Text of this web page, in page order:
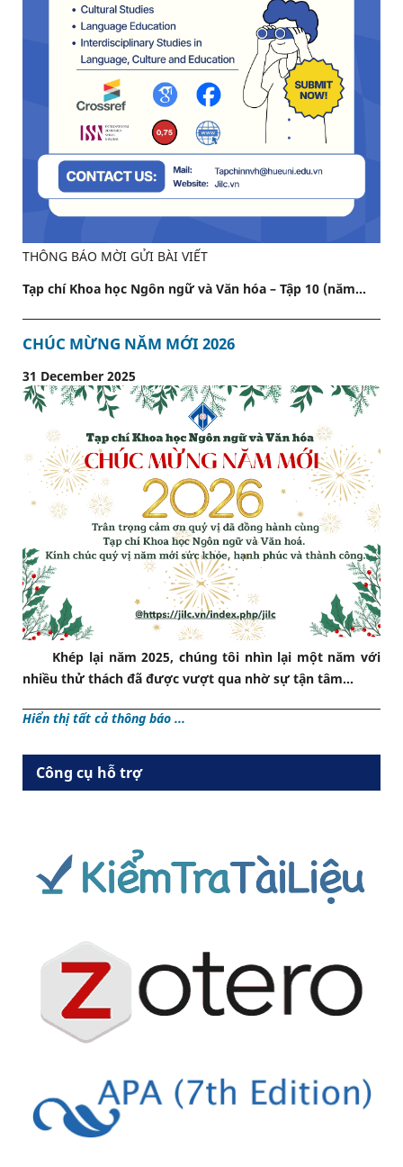
THÔNG BÁO MỜI GỬI BÀI VIẾT
Tạp chí Khoa học Ngôn ngữ và Văn hóa – Tập 10 (năm...
CHÚC MỪNG NĂM MỚI 2026
31 December 2025
Khép lại năm 2025, chúng tôi nhìn lại một năm với
nhiều thử thách đã được vượt qua nhờ sự tận tâm...
Hiển thị tất cả thông báo ...
Công cụ hỗ trợ